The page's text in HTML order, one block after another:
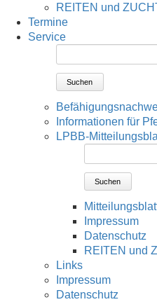
REITEN und
Termine
Service
Suchen
Informationen für
LPBB-
Suchen
Impressum
Datenschutz
REITEN und
Links
Impressum
Datenschutz